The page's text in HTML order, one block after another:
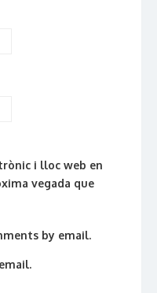
i lloc web en
vegada que
by email.